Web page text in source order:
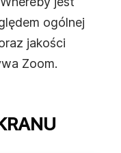
ogólnej
jakości
Zoom.